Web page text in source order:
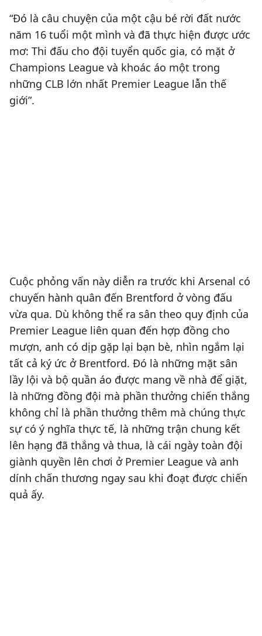
“Đó là câu chuyện của một cậu bé rời đất nước
năm 16 tuổi một mình và đã thực hiện được ước
mơ: Thi đấu cho đội tuyển quốc gia, có mặt ở
Champions League và khoác áo một trong
những CLB lớn nhất Premier League lẫn thế
giới”.
Cuộc phỏng vấn này diễn ra trước khi Arsenal có
chuyến hành quân đến Brentford ở vòng đấu
vừa qua. Dù không thể ra sân theo quy định của
Premier League liên quan đến hợp đồng cho
mượn, anh có dịp gặp lại bạn bè, nhìn ngắm lại
tất cả ký ức ở Brentford. Đó là những mặt sân
lầy lội và bộ quần áo được mang về nhà để giặt,
là những đồng đội mà phần thưởng chiến thắng
không chỉ là phần thưởng thêm mà chúng thực
sự có ý nghĩa thực tế, là những trận chung kết
lên hạng đã thắng và thua, là cái ngày toàn đội
giành quyền lên chơi ở Premier League và anh
dính chấn thương ngay sau khi đoạt được chiến
quả ấy.